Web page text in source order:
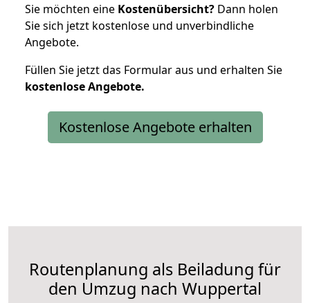
Sie möchten eine Kostenübersicht? Dann holen
Sie sich jetzt kostenlose und unverbindliche
Angebote.
Füllen Sie jetzt das Formular aus und erhalten Sie
kostenloseAngebote.
Kostenlose Angebote erhalten
Routenplanung als Beiladung für
den Umzug nach Wuppertal